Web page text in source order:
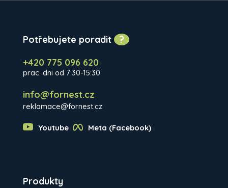
Potřebujete poradit ?
+420 775 096 620
prac. dni od 7:30-15:30
info@fornest.cz
reklamace@fornest.cz
Youtube Meta (Facebook)
Produkty